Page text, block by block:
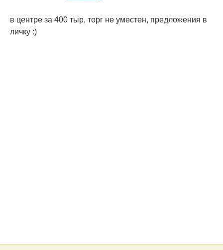
в центре за 400 тыр, торг не уместен, предложения в
личку :)